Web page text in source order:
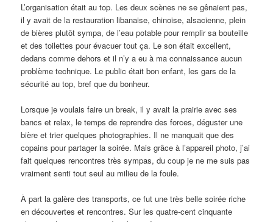
L’organisation était au top. Les deux scènes ne se gênaient pas,
il y avait de la restauration libanaise, chinoise, alsacienne, plein
de bières plutôt sympa, de l’eau potable pour remplir sa bouteille
et des toilettes pour évacuer tout ça. Le son était excellent,
dedans comme dehors et il n’y a eu à ma connaissance aucun
problème technique. Le public était bon enfant, les gars de la
sécurité au top, bref que du bonheur.
Lorsque je voulais faire un break, il y avait la prairie avec ses
bancs et relax, le temps de reprendre des forces, déguster une
bière et trier quelques photographies. Il ne manquait que des
copains pour partager la soirée. Mais grâce à l’appareil photo, j’ai
fait quelques rencontres très sympas, du coup je ne me suis pas
vraiment senti tout seul au milieu de la foule.
À part la galère des transports, ce fut une très belle soirée riche
en découvertes et rencontres. Sur les quatre-cent cinquante